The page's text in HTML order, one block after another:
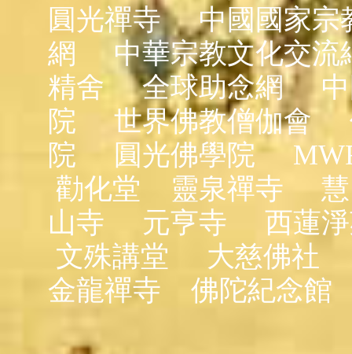
圓光禪寺
中國國家宗
網
中華宗教文化交流
精舍
全球助念網
院
世界佛教僧伽會
院
圓光佛學院
勸化堂
靈泉禪寺
山寺
元亨寺
西蓮
文殊講堂
大慈佛社
金龍禪寺
佛陀紀念館